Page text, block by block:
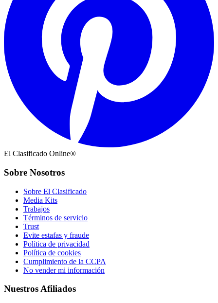
El Clasificado Online®
Sobre Nosotros
Sobre El Clasificado
Media Kits
Trabajos
Términos de servicio
Trust
Evite estafas y fraude
Política de privacidad
Política de cookies
Cumplimiento de la CCPA
No vender mi información
Nuestros Afiliados